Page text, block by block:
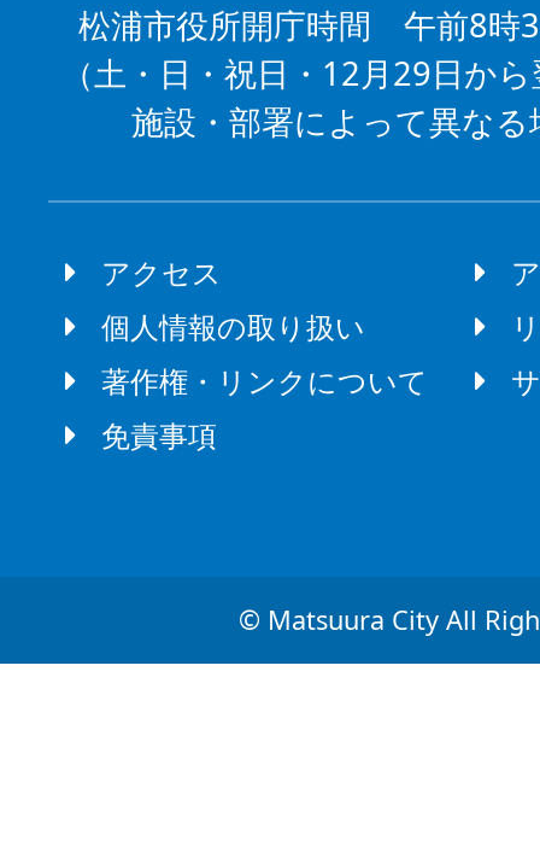
松浦市役所開庁時間 午前8時
（土・日・祝日・12月29日か
施設・部署によって異な
アクセス
個人情報の取り扱い
著作権・リンクについて
免責事項
© Matsuura City All